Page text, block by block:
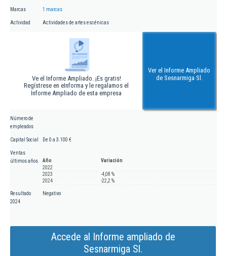
Marcas 1 marcas
Actividad Actividades de artes escénicas
Ve el Informe Ampliado. ¡Es gratis!
Regístrese en eInforma y le regalamos el
Informe Ampliado de esta empresa
Ver el Informe Ampliado
de Sesnarmiga Sl.
Número de
empleados
Capital Social De 0 a 3.100 €
Ventas
últimos años
Año
Variación
2022
2023
-4,08 %
2024
-22,2 %
Resultado
2024
Negativo
Accede al Informe ampliado de
Sesnarmiga Sl.